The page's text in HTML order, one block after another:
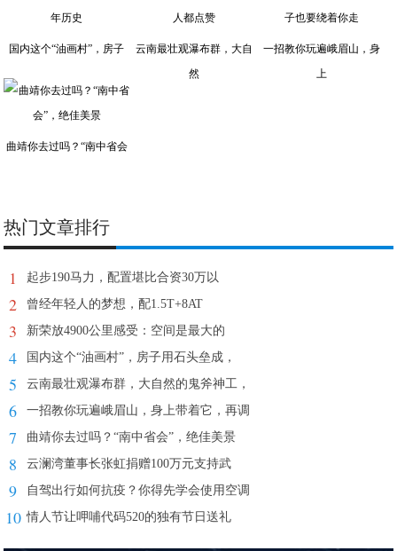
国内这个“油画村”，房子
云南最壮观瀑布群，大自
然
一招教你玩遍峨眉山，身
上
曲靖你去过吗？“南中省会
热门文章排行
1 起步190马力，配置堪比合资30万以
2 曾经年轻人的梦想，配1.5T+8AT
3 新荣放4900公里感受：空间是最大的
4 国内这个“油画村”，房子用石头垒成，
5 云南最壮观瀑布群，大自然的鬼斧神工，
6 一招教你玩遍峨眉山，身上带着它，再调
7 曲靖你去过吗？“南中省会”，绝佳美景
8 云澜湾董事长张虹捐赠100万元支持武
9 自驾出行如何抗疫？你得先学会使用空调
10 情人节让呷哺代码520的独有节日送礼